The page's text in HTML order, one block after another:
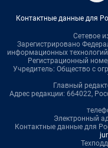
Контактные данные для
Сетевое
Зарегистрировано
информационных
Регистрационный
Учредитель: Общество с
Главный
Адрес редакции: 664022,
Электронный
Контактные данные для